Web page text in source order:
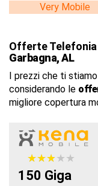
Very Mobile
Offerte
Garbagna, AL
I prezzi che ti
considerando le
migliore copertura
★★★★★
★★★★★
150 Giga